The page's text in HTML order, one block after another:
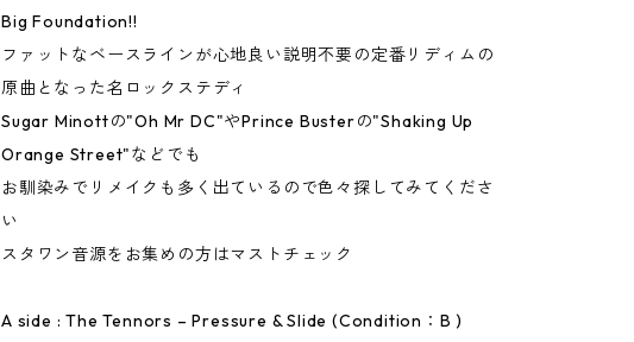
Big Foundation!!
ファットなベースラインが心地良い説明不要の定番リディムの
原曲となった名ロックステディ
Sugar Minottの"Oh Mr DC"やPrince Busterの"Shaking Up
Orange Street"などでも
お馴染みでリメイクも多く出ているので色々探してみてくださ
い
スタワン音源をお集めの方はマストチェック
A side : The Tennors – Pressure & Slide (Condition：B )